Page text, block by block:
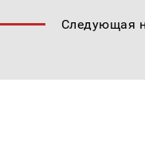
Следующая